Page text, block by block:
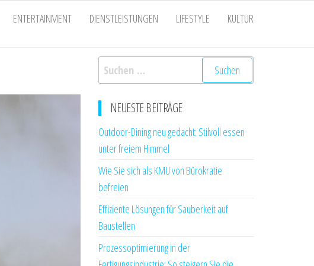
ENTERTAINMENT DIENSTLEISTUNGEN LIFESTYLE KULTUR
Suchen
nach:
NEUESTE BEITRÄGE
Outdoor-Dining neu gedacht: Stilvoll essen
unter freiem Himmel
Wie Sie sich als KMU von Bürokratie
befreien
Effiziente Lösungen für Sauberkeit auf
Baustellen
Prozessoptimierung in der